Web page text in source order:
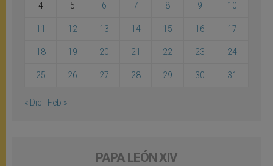
4 5 6 7 8 9 10
11 12 13 14 15 16 17
18 19 20 21 22 23 24
25 26 27 28 29 30 31
« Dic Feb »
PAPA LEÓN XIV